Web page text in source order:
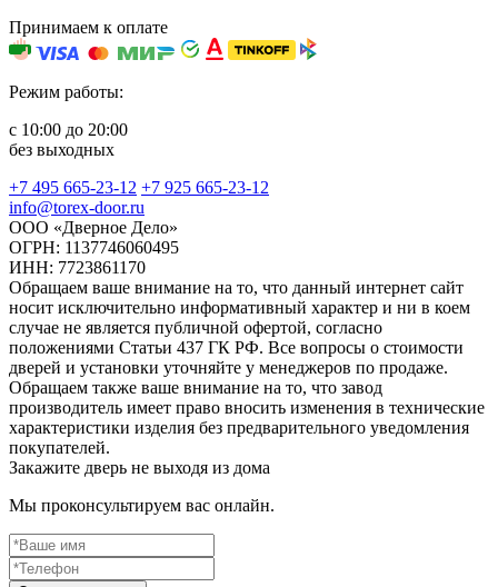
Принимаем к оплате
Режим работы:
с 10:00 до 20:00
без выходных
+7 495 665-23-12 +7 925 665-23-12
info@torex-door.ru
ООО «Дверное Дело»
ОГРН: 1137746060495
ИНН: 7723861170
Обращаем ваше внимание на то, что данный интернет сайт
носит исключительно информативный характер и ни в коем
случае не является публичной офертой, согласно
положениями Статьи 437 ГК РФ. Все вопросы о стоимости
дверей и установки уточняйте у менеджеров по продаже.
Обращаем также ваше внимание на то, что завод
производитель имеет право вносить изменения в технические
характеристики изделия без предварительного уведомления
покупателей.
Закажите дверь не выходя из дома
Мы проконсультируем вас онлайн.